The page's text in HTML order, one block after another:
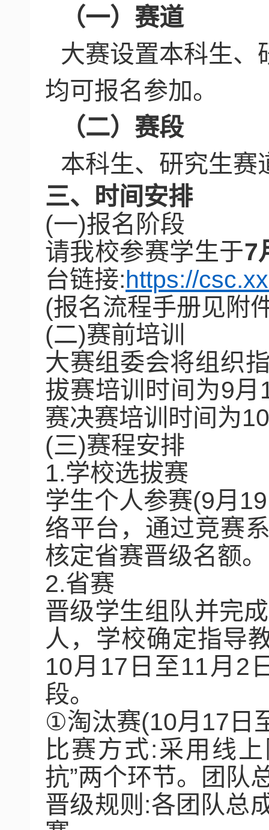
（一）赛道
大赛设置本科生、
均可报名参加。
（二）赛段
本科生、研究生赛
三、时间安排
(一)报名阶段
请我校参赛学生于7
台链接:https://
(报名流程手册见附
(二)赛前培训
大赛组委会将组织
拔赛培训时间为9月
赛决赛培训时间为10
(三)赛程安排
1.学校选拔赛
学生个人参赛(9月 19
络平台，通过竞赛
核定省赛晋级名额。
2.省赛
晋级学生组队并完
人，学校确定指导
10月 17 日至11月 2
段。
①淘汰赛(10月 17 日
比赛方式:采用线
抗”两个环节。团队
晋级规则 :各团队总